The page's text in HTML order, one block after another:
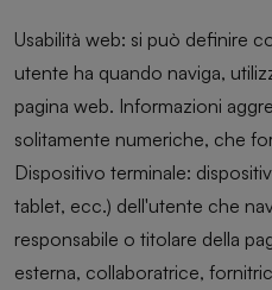
Usabilità web: si può definire
utente ha quando naviga,
pagina web. Informazioni
solitamente numeriche, che
Dispositivo terminale:
tablet, ecc.) dell'utente che
responsabile o titolare della
esterna, collaboratrice,